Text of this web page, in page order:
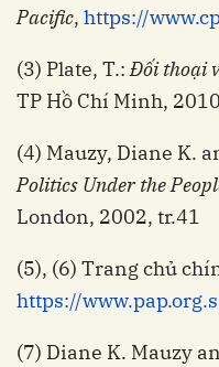
Pacific, https://
(3) Plate, T.:Đối thoại
TP Hồ Chí Minh,
(4) Mauzy, Diane K.
Politics Under the
London, 2002, tr.41
(5), (6) Trang chủ
https://
(7) Diane K. Mauzy